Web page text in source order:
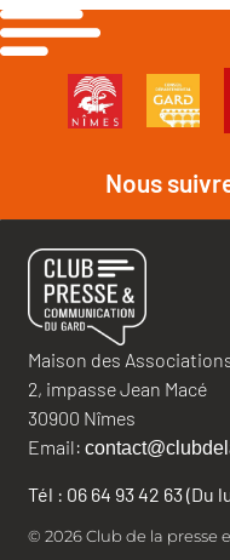
Nous
Maison des
2, impasse Jean Macé
30900 Nîmes
Email:
Tél : 06 64 93 42 63 (Du
© 2026 Club de la presse